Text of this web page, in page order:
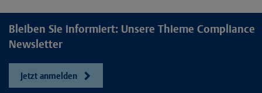
Bleiben Sie informiert: Unsere Thieme Compliance
Newsletter
Jetzt anmelden